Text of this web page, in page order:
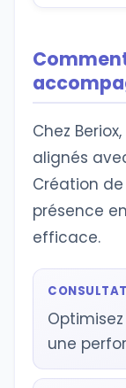
Chez
alignés
Création
présence
efficace.
une